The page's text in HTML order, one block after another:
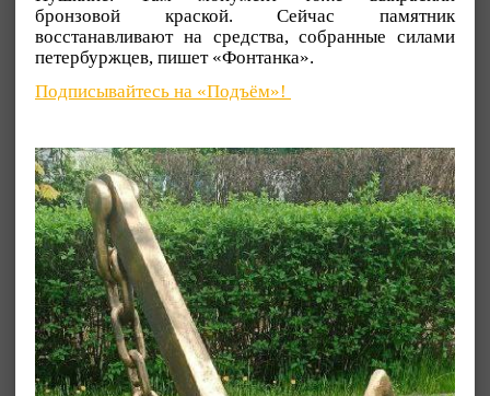
бронзовой краской. Сейчас памятник
восстанавливают на средства, собранные силами
петербуржцев, пишет «Фонтанка».
Подписывайтесь на «Подъём»!